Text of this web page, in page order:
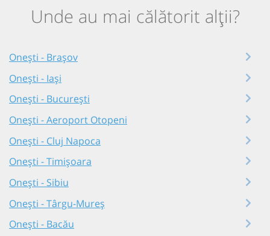
Unde au mai călătorit alții?
Onești - Brașov
Onești - Iași
Onești - București
Onești - Aeroport Otopeni
Onești - Cluj Napoca
Onești - Timișoara
Onești - Sibiu
Onești - Târgu-Mureș
Onești - Bacău